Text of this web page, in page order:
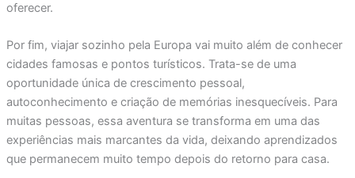
oferecer.
Por fim, viajar sozinho pela Europa vai muito além de conhecer
cidades famosas e pontos turísticos. Trata-se de uma
oportunidade única de crescimento pessoal,
autoconhecimento e criação de memórias inesquecíveis. Para
muitas pessoas, essa aventura se transforma em uma das
experiências mais marcantes da vida, deixando aprendizados
que permanecem muito tempo depois do retorno para casa.